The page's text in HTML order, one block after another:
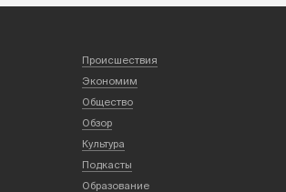
Происшествия
Экономим
Общество
Обзор
Культура
Подкасты
Образование